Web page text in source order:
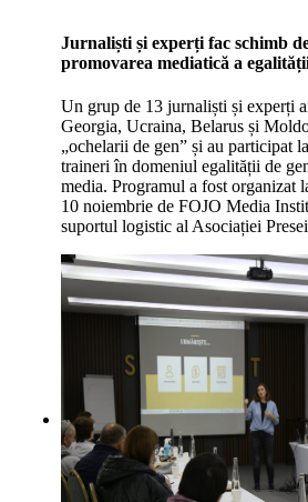
Jurnaliști și experți fac schimb
promovarea mediatică a
Un grup de 13 jurnaliști și experți
Georgia, Ucraina, Belarus și
„ochelarii de gen” și au participat
traineri în domeniul egalității de
media. Programul a fost organizat
10 noiembrie de FOJO Media
suportul logistic al Asociației